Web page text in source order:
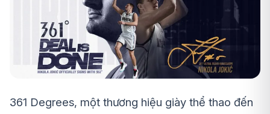
361 Degrees, một thương hiệu giày thể thao đến